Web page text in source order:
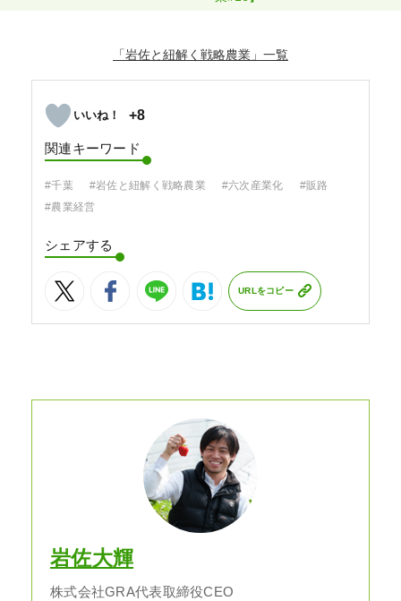
「岩佐と紐解く戦略農業」
+8
関連キーワード
#千葉 #岩佐と紐解く戦略農業 #六次産業化
#販路
#農業経営
シェアする
URLをコピー
岩佐大輝
株式会社GRA代表取締役CEO